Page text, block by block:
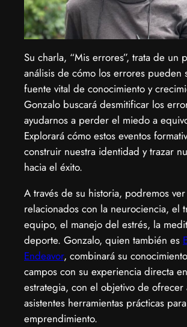
Su charla, “Mis errores”, trata de un
análisis de cómo los errores pueden
fuente vital de conocimiento y
Gonzalo buscará desmitificar los
ayudarnos a perder el miedo a
Explorará cómo estos eventos
construir nuestra identidad y trazar
hacia el éxito.
A través de su historia, podremos ver
relacionados con la neurociencia, el
equipo, el manejo del estrés, la
deporte. Gonzalo, quien también es
Endeavor, combinará su
campos con su experiencia directa
estrategia, con el objetivo de ofrecer
asistentes herramientas prácticas
emprendimiento.